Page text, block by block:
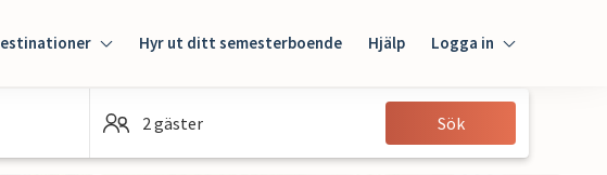
Hyr ut ditt semesterboende Hjälp Logga in
Gäst
2 gäster Sök